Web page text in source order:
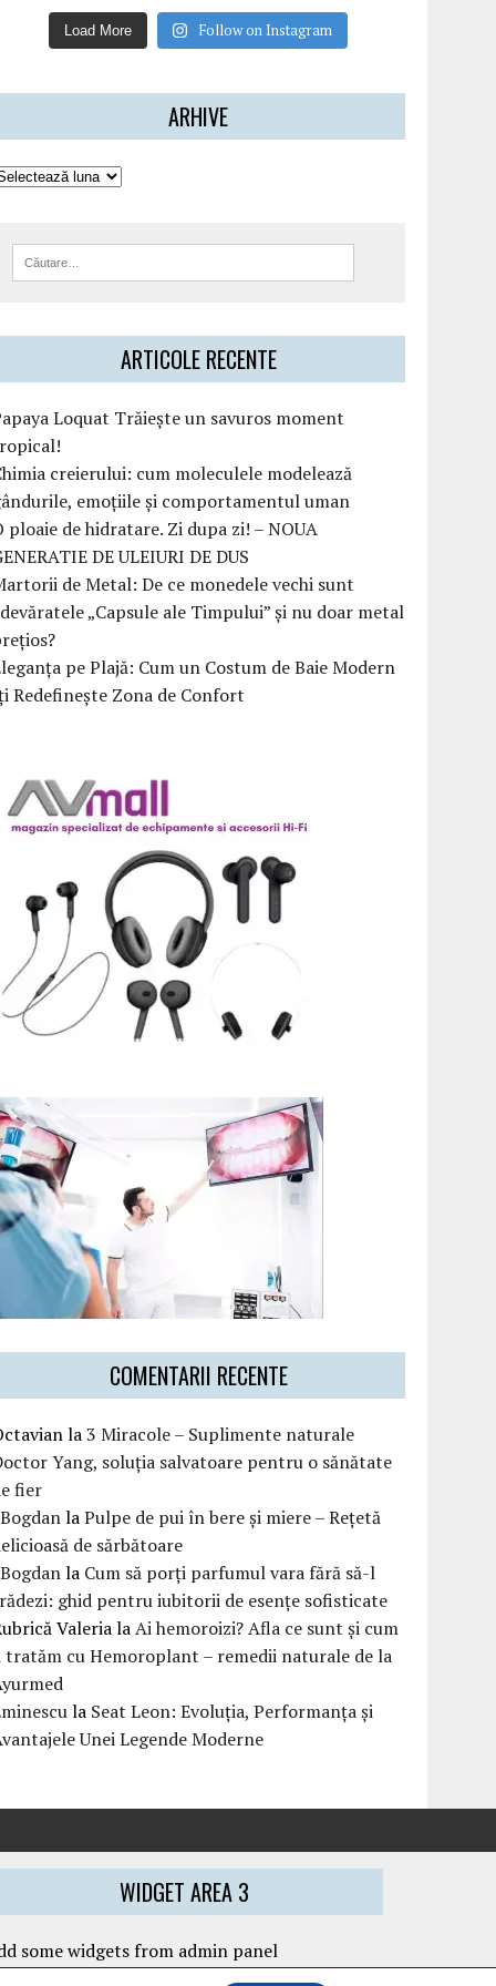
Load More Follow on Instagram
ARHIVE
ARTICOLE RECENTE
Loquat Trăiește un savuros moment
creierului: cum moleculele modelează
emoțiile și comportamentul uman
ploaie de hidratare. Zi dupa zi! – NOUA
DE ULEIURI DE DUS
de Metal: De ce monedele vechi sunt
„Capsule ale Timpului” și nu doar metal
pe Plajă: Cum un Costum de Baie Modern
Redefinește Zona de Confort
COMENTARII RECENTE
la3 Miracole – Suplimente naturale
Yang, soluția salvatoare pentru o sănătate
fier
laPulpe de pui în bere și miere – Rețetă
de sărbătoare
la Cum să porți parfumul vara fără să-l
ghid pentru iubitorii de esențe sofisticate
ValerialaAi hemoroizi? Afla ce sunt și cum
tratăm cu Hemoroplant – remedii naturale de la
la Seat Leon: Evoluția, Performanța și
Unei Legende Moderne
WIDGET AREA 3
some widgets from admin panel